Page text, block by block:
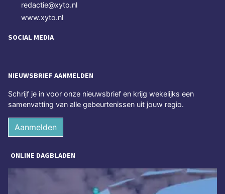
redactie@xyto.nl
www.xyto.nl
SOCIAL MEDIA
NIEUWSBRIEF AANMELDEN
Schrijf je in voor onze nieuwsbrief en krijg wekelijks een
samenvatting van alle gebeurtenissen uit jouw regio.
Aanmelden
ONLINE DAGBLADEN